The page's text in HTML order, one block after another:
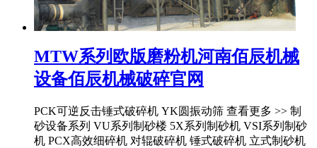
MTW系列欧版磨粉机河南佰辰机械
设备佰辰机械破碎官网
PCK可逆反击锤式破碎机 YK圆振动筛 查看更多 >> 制
砂设备系列 VU系列制砂楼 5X系列制砂机 VSI系列制砂
机 PCX高效细碎机 对辊破碎机 锤式破碎机 立式制砂机